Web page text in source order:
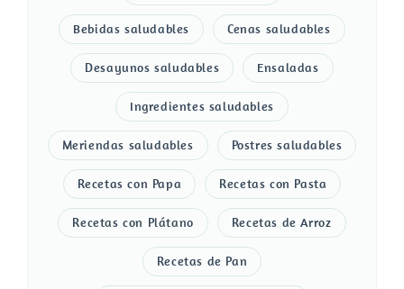
Bebidas saludables Cenas saludables
Desayunos saludables Ensaladas
Ingredientes saludables
Meriendas saludables Postres saludables
Recetas con Papa Recetas con Pasta
Recetas con Plátano Recetas de Arroz
Recetas de Pan